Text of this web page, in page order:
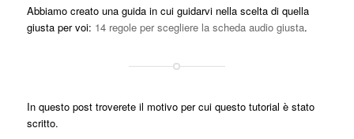
Abbiamo creato una guida in cui guidarvi nella scelta di quella
giusta per voi: 14 regole per scegliere la scheda audio giusta.
In questo post troverete il motivo per cui questo tutorial è stato
scritto.